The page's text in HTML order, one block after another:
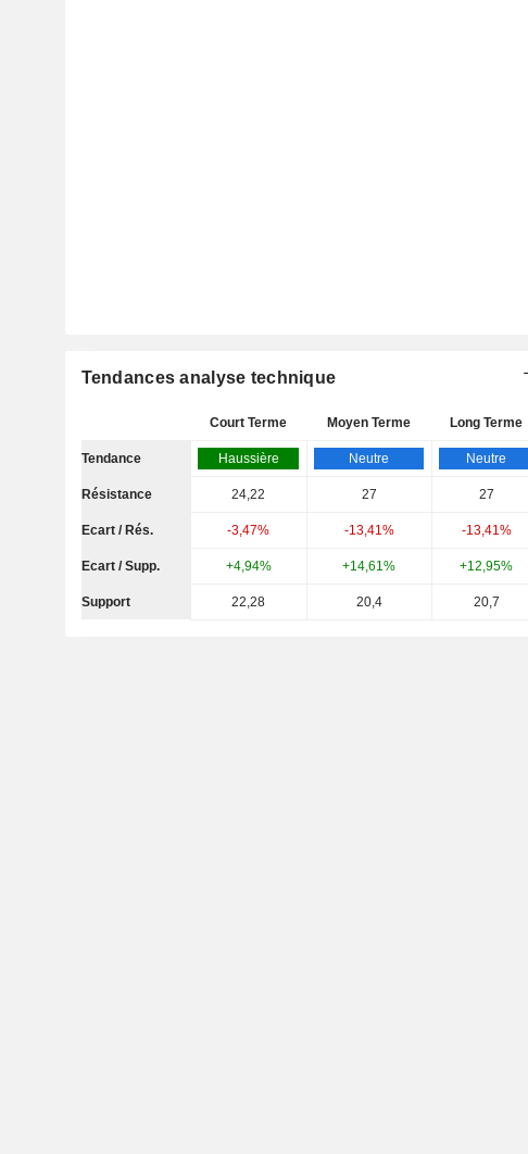
Tendances analyse technique
Court Terme Moyen Terme Long Terme
Tendance Haussière Neutre Neutre
Résistance 24,22 27 27
Ecart / Rés. -3,47% -13,41% -13,41%
Ecart / Supp. +4,94% +14,61% +12,95%
Support 22,28 20,4 20,7